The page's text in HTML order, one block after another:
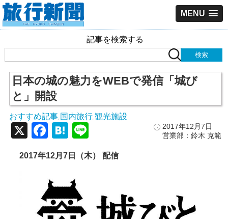
MENU
記事を検索する
日本の城の魅力をWEBで発信「城び
と」開設
おすすめ記事, 国内旅行 観光施設
2017年12月7日
営業部：鈴木 克範
X Facebook
Hatena
2017年12月7日（木） 配信